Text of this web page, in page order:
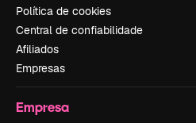
Política de cookies
Central de confiabilidade
Afiliados
Empresas
Empresa